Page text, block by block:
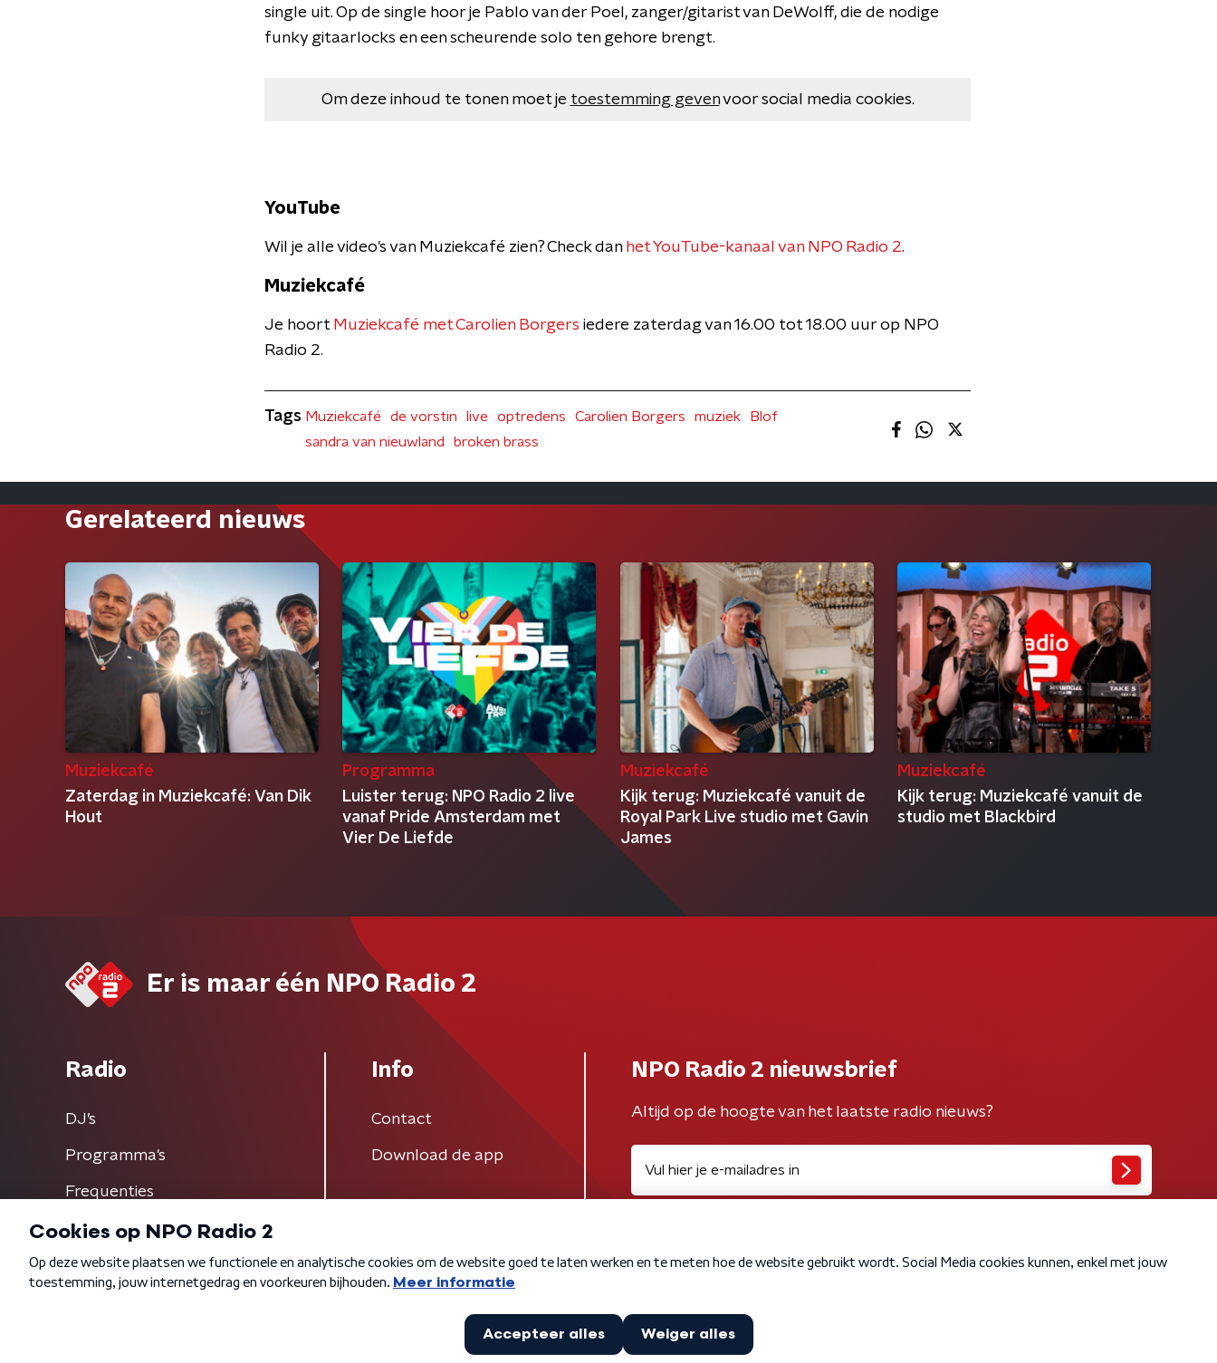
single uit. Op de single hoor je Pablo van der Poel, zanger/gitarist van DeWolff, die de nodige
funky gitaarlocks en een scheurende solo ten gehore brengt.
Om deze inhoud te tonen moet je toestemming gevenvoor social media cookies.
YouTube
Wil je alle video's van Muziekcafé zien? Check dan het YouTube-kanaal van NPO Radio 2.
Muziekcafé
Je hoort Muziekcafé met Carolien Borgers iedere zaterdag van 16.00 tot 18.00 uur op NPO
Radio 2.
Tags Muziekcafé de vorstin live optredens Carolien Borgers muziek
Blof
sandra van nieuwland
broken brass
Gerelateerd nieuws
Muziekcafé
Zaterdag in Muziekcafé: Van Dik
Hout
Programma
Luister terug: NPO Radio 2 live
vanaf Pride Amsterdam met
Vier De Liefde
Muziekcafé
Kijk terug: Muziekcafé vanuit de
Royal Park Live studio met Gavin
James
Muziekcafé
Kijk terug: Muziekcafé vanuit de
studio met Blackbird
Er is maar één NPO Radio 2
Radio
DJ’s
Programma's
Frequenties
Info
Contact
Download de app
NPO Radio 2 nieuwsbrief
Altijd op de hoogte van het laatste radio nieuws?
Algemene voorwaarden Privacybeleid